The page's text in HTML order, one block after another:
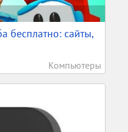
бесплатно: сайты,
Компьютеры